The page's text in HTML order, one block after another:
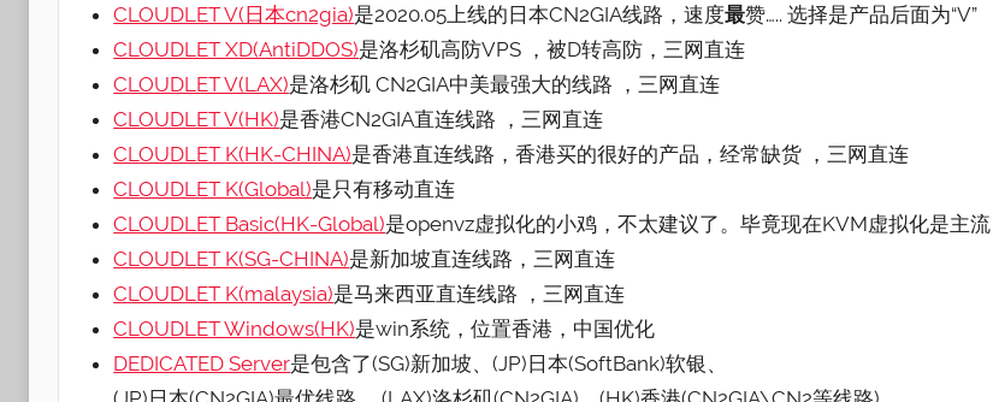
CLOUDLET V(日本cn2gia)是2020.05上线的日本CN2GIA线路，速度最赞….. 选择是产品后面为“V”
CLOUDLET XD(AntiDDOS)是洛杉矶高防VPS ，被D转高防，三网直连
CLOUDLET V(LAX)是洛杉矶 CN2GIA中美最强大的线路 ，三网直连
CLOUDLET V(HK)是香港CN2GIA直连线路 ，三网直连
CLOUDLET K(HK-CHINA)是香港直连线路，香港买的很好的产品，经常缺货 ，三网直连
CLOUDLET K(Global)是只有移动直连
CLOUDLET Basic(HK-Global)是openvz虚拟化的小鸡，不太建议了。毕竟现在KVM虚拟化是主流
CLOUDLET K(SG-CHINA)是新加坡直连线路，三网直连
CLOUDLET K(malaysia)是马来西亚直连线路 ，三网直连
CLOUDLET Windows(HK)是win系统，位置香港，中国优化
DEDICATED Server是包含了(SG)新加坡、(JP)日本(SoftBank)软银、